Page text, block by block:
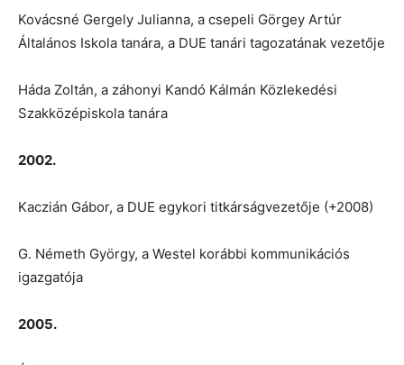
Kovácsné Gergely Julianna, a csepeli Görgey Artúr
Általános Iskola tanára, a DUE tanári tagozatának vezetője
Háda Zoltán, a záhonyi Kandó Kálmán Közlekedési
Szakközépiskola tanára
2002.
Kaczián Gábor, a DUE egykori titkárságvezetője (+2008)
G. Németh György, a Westel korábbi kommunikációs
igazgatója
2005.